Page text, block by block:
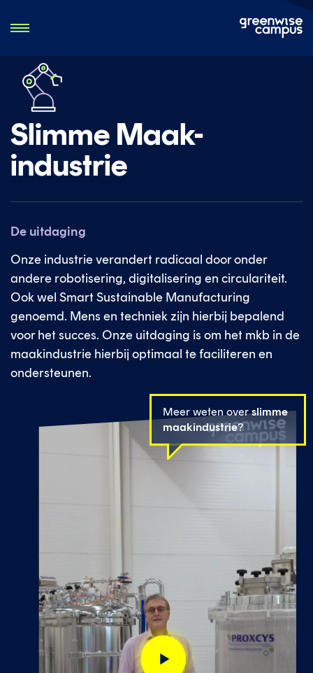
Slimme Maak-
industrie
De uitdaging
Onze industrie verandert radicaal door onder
andere robotisering, digitalisering en circulariteit.
Ook wel Smart Sustainable Manufacturing
genoemd. Mens en techniek zijn hierbij bepalend
voor het succes. Onze uitdaging is om het mkb in de
maakindustrie hierbij optimaal te faciliteren en
ondersteunen.
Meer weten overslimme
maak­industrie?
Play